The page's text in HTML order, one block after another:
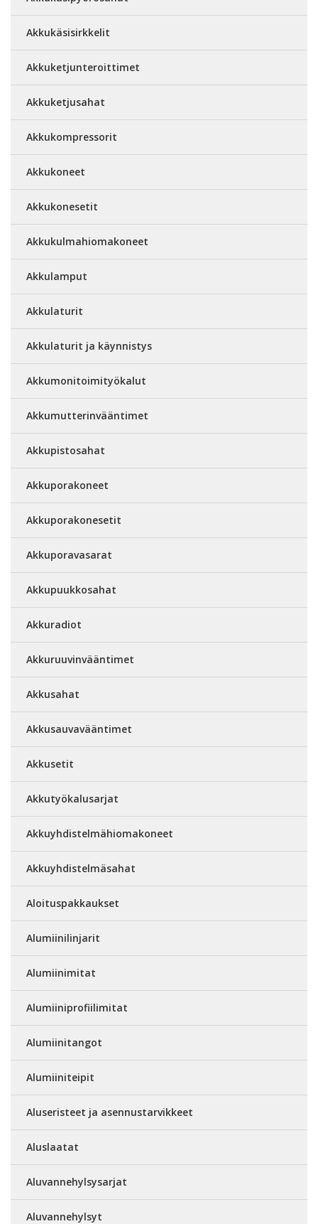
Akkukäsisirkkelit
Akkuketjunteroittimet
Akkuketjusahat
Akkukompressorit
Akkukoneet
Akkukonesetit
Akkukulmahiomakoneet
Akkulamput
Akkulaturit
Akkulaturit ja käynnistys
Akkumonitoimityökalut
Akkumutterinvääntimet
Akkupistosahat
Akkuporakoneet
Akkuporakonesetit
Akkuporavasarat
Akkupuukkosahat
Akkuradiot
Akkuruuvinvääntimet
Akkusahat
Akkusauvavääntimet
Akkusetit
Akkutyökalusarjat
Akkuyhdistelmähiomakoneet
Akkuyhdistelmäsahat
Aloituspakkaukset
Alumiinilinjarit
Alumiinimitat
Alumiiniprofiilimitat
Alumiinitangot
Alumiiniteipit
Aluseristeet ja asennustarvikkeet
Aluslaatat
Aluvannehylsysarjat
Aluvannehylsyt